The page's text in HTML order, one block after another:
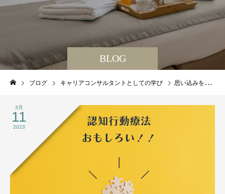
BLOG
ブログ キャリアコンサルタントとしての学び 思い込みを手放してココロ軽やかに前に進む
3月
11
2023